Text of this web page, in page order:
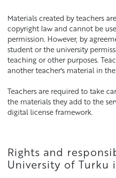
Materials created by teachers
copyright law and cannot be
permission. However, by
student or the university
teaching or other purposes.
another teacher's material in
Teachers are required to take
the materials they add to the
digital license framework.
Rights and
University of Turku